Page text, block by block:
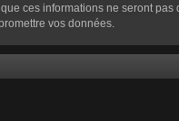
ces informations ne seront
vos données.